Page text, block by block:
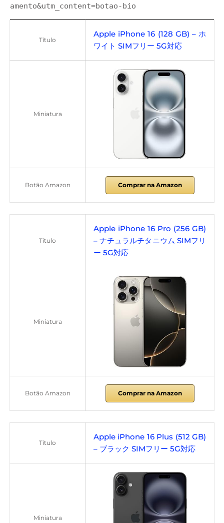
Título
Apple iPhone 16 (128 GB) – ホ
ワイト SIMフリー 5G対応
Miniatura
Botão Amazon Comprar na Amazon
Título
Apple iPhone 16 Pro (256 GB)
– ナチュラルチタニウム SIMフリ
ー 5G対応
Miniatura
Botão Amazon Comprar na Amazon
Título
Apple iPhone 16 Plus (512 GB)
– ブラック SIMフリー 5G対応
Miniatura